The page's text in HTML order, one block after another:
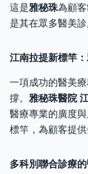
這是雅秘珠為顧
是其在眾多醫美
江南拉提新標竿
一項成功的醫美
撐。 雅秘珠醫院
醫療專業的廣度
標竿，為顧客提供
多科別聯合診療